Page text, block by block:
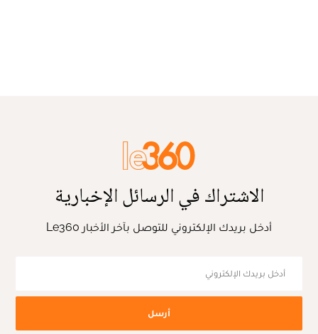
الاشتراك في الرسائل الإخبارية
أدخل بريدك الإلكتروني للتوصل بآخر الأخبار Le360
أرسل